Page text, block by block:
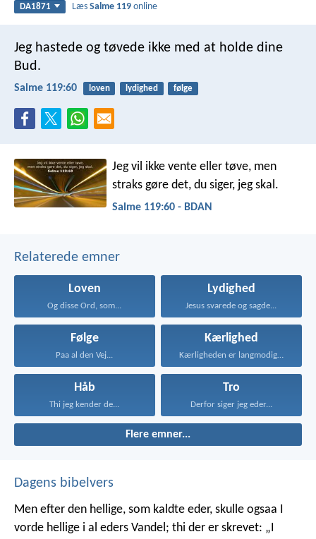
DA1871 LæsSalme 119 online
Jeg hastede og tøvede ikke med at holde dine
Bud.
Salme 119:60 loven lydighed følge
Jeg vil ikke vente eller tøve, men
straks gøre det, du siger, jeg skal.
Salme 119:60 - BDAN
Relaterede emner
Loven
Og disse Ord, som...
Lydighed
Jesus svarede og sagde...
Følge
Paa al den Vej...
Kærlighed
Kærligheden er langmodig, er...
Håb
Thi jeg kender de...
Tro
Derfor siger jeg eder...
Flere emner...
Dagens bibelvers
Men efter den hellige, som kaldte eder, skulle ogsaa I
vorde hellige i al eders Vandel; thi der er skrevet: „I